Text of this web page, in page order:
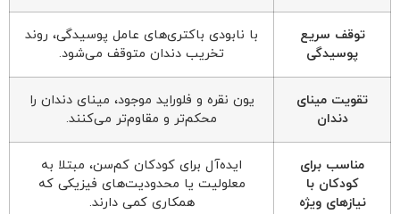
توقف سریع
پوسیدگی
با نابودی باکتری‌های عامل پوسیدگی، روند
تخریب دندان متوقف می‌شود.
تقویت مینای
دندان
یون نقره و فلوراید موجود، مینای دندان را
محکم‌تر و مقاوم‌تر می‌کنند.
مناسب برای
کودکان با
نیازهای ویژه
ایده‌آل برای کودکان کم‌سن، مبتلا به
معلولیت یا محدودیت‌های فیزیکی که
همکاری کمی دارند.